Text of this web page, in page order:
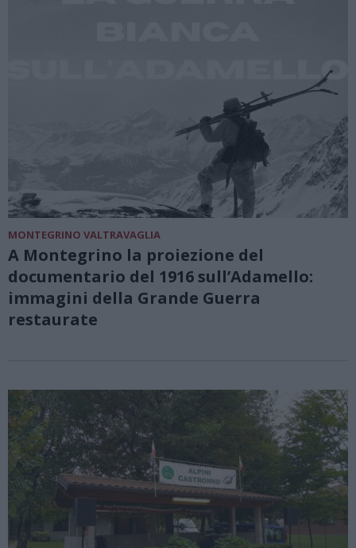
MONTEGRINO VALTRAVAGLIA
A Montegrino la proiezione del
documentario del 1916 sull’Adamello:
immagini della Grande Guerra
restaurate